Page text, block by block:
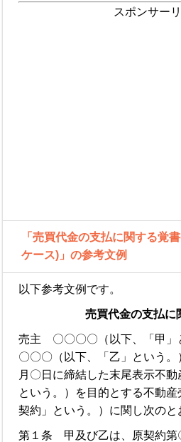
スポンサー
「売買代金の支払に関する覚
ケース)」の参考文例
以下参考文例です。
売買代金の支払に
売主 〇〇〇〇（以下、「甲
〇〇〇（以下、「乙」という
月〇日に締結した末尾表示不動
という。）を目的とする不動
契約」という。）に関し次のと
第１条 甲及び乙は、原契約第